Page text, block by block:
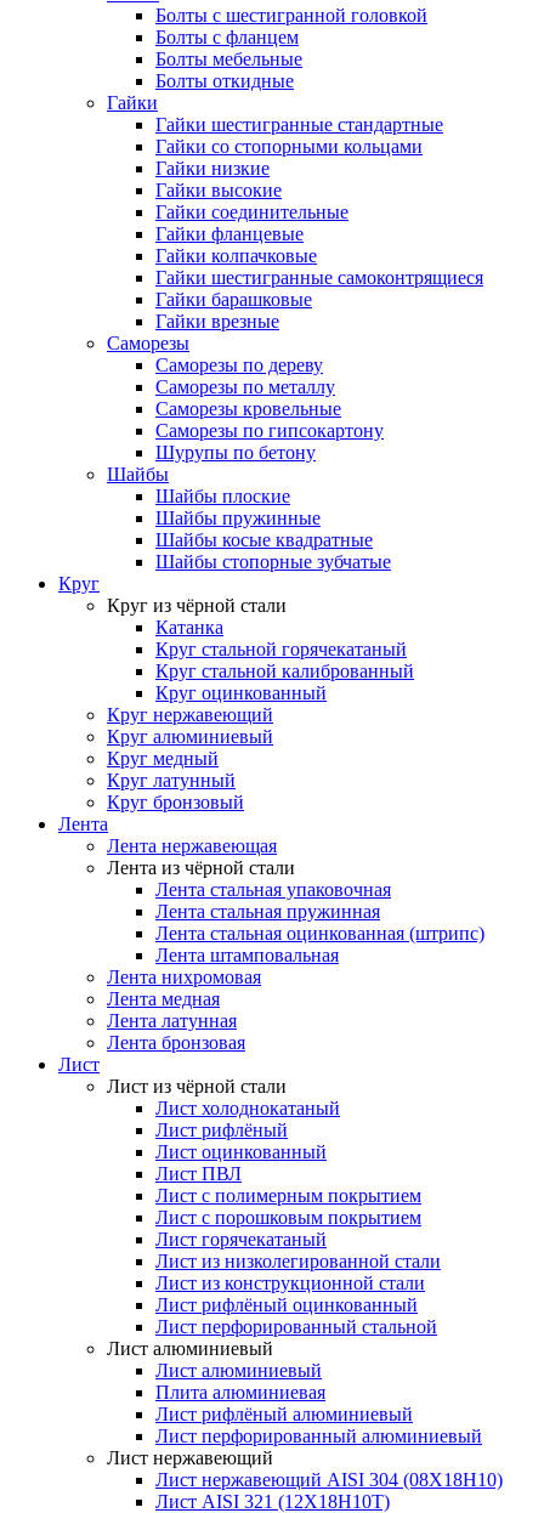
Болты с шестигранной головкой
Болты с фланцем
Болты мебельные
Болты откидные
Гайки
Гайки шестигранные стандартные
Гайки со стопорными кольцами
Гайки низкие
Гайки высокие
Гайки соединительные
Гайки фланцевые
Гайки колпачковые
Гайки шестигранные самоконтрящиеся
Гайки барашковые
Гайки врезные
Саморезы
Саморезы по дереву
Саморезы по металлу
Саморезы кровельные
Саморезы по гипсокартону
Шурупы по бетону
Шайбы
Шайбы плоские
Шайбы пружинные
Шайбы косые квадратные
Шайбы стопорные зубчатые
Круг
Круг из чёрной стали
Катанка
Круг стальной горячекатаный
Круг стальной калиброванный
Круг оцинкованный
Круг нержавеющий
Круг алюминиевый
Круг медный
Круг латунный
Круг бронзовый
Лента
Лента нержавеющая
Лента из чёрной стали
Лента стальная упаковочная
Лента стальная пружинная
Лента стальная оцинкованная (штрипс)
Лента штамповальная
Лента нихромовая
Лента медная
Лента латунная
Лента бронзовая
Лист
Лист из чёрной стали
Лист холоднокатаный
Лист рифлёный
Лист оцинкованный
Лист ПВЛ
Лист с полимерным покрытием
Лист с порошковым покрытием
Лист горячекатаный
Лист из низколегированной стали
Лист из конструкционной стали
Лист рифлёный оцинкованный
Лист перфорированный стальной
Лист алюминиевый
Лист алюминиевый
Плита алюминиевая
Лист рифлёный алюминиевый
Лист перфорированный алюминиевый
Лист нержавеющий
Лист нержавеющий AISI 304 (08Х18Н10)
Лист AISI 321 (12Х18Н10Т)